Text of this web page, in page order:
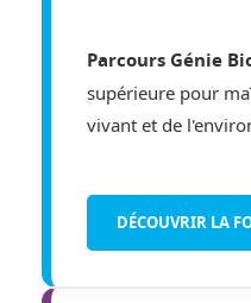
Parcours Génie
supérieure pour
vivant et de
DÉCOUVRIR LA